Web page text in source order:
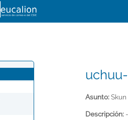
Asunto:
Descripción: -